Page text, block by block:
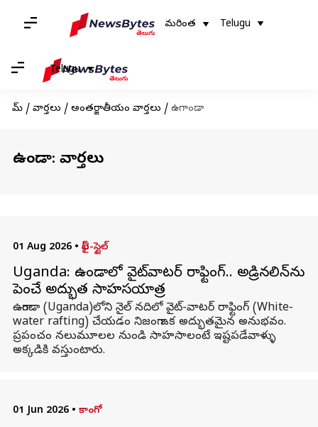
మరింత Telugu
Telugu
హోమ్ / వార్తలు / అంతర్జాతీయం వార్తలు / ఉగాండా
ఉగాండా: వార్తలు
01 Aug 2026 • లైఫ్-స్టైల్
Uganda: ఉగాండాలో వైట్‌వాటర్ రాఫ్టింగ్.. అడ్రినలిన్‌ను
పెంచే అద్భుత సాహసయాత్ర
ఉగాండా (Uganda)లోని నైల్ నదిలో వైట్‌-వాటర్ రాఫ్టింగ్ (White-
water rafting) చేయడం నిజంగా ఒక అద్భుతమైన అనుభవం.
ప్రపంచం నలుమూలల నుండి సాహసాలంటే ఇష్టపడేవాళ్ళు
అక్కడికి వస్తుంటారు.
01 Jun 2026 • కాంగో